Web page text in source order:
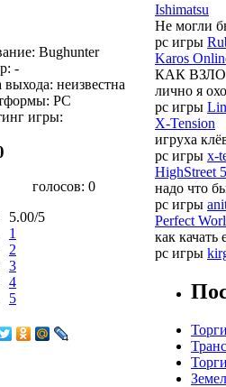
Bughunter
-
выхода: неизвестна
PC
игры:
голосов: 0
5.00/5
1
2
3
4
5
Ishimatsu
Не могли
pc игры
Karos
КАК
лично я
pc игры
X-Tension
игруха
pc игры x-
HighStreet 5
надо что
pc игры
Perfect
как качать
pc игры